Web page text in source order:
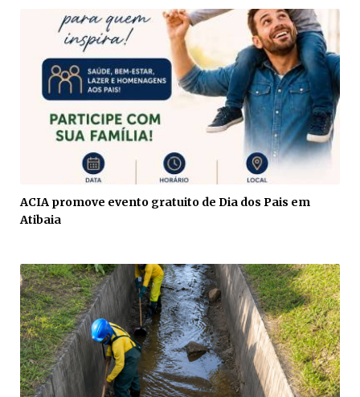
ACIA promove evento gratuito de Dia dos Pais em
Atibaia